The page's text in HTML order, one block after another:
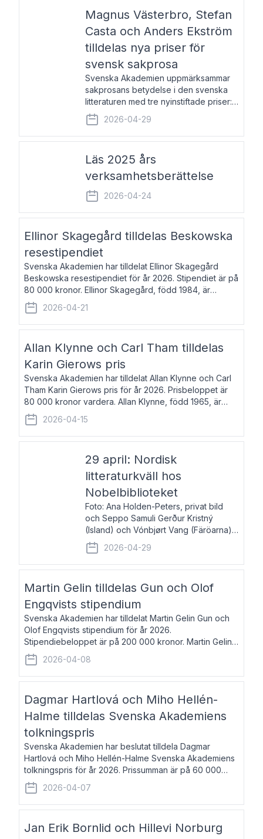
Magnus Västerbro, Stefan
Casta och Anders Ekström
tilldelas nya priser för
svensk sakprosa
Svenska Akademien uppmärksammar
sakprosans betydelse i den svenska
litteraturen med tre nyinstiftade priser:
Svenska Akademiens pris till
framstående författare av svensk
sakprosa som i år går till Magnus
2026-04-29
Läs 2025 års
verksamhetsberättelse
2026-04-24
Ellinor Skagegård tilldelas Beskowska
resestipendiet
Svenska Akademien har tilldelat Ellinor Skagegård
Beskowska resestipendiet för år 2026. Stipendiet är på
80 000 kronor. Ellinor Skagegård, född 1984, är
författare, journalist och musiker. Hon skriver
återkommande för Svenska Dagbladet, Ups
2026-04-21
Allan Klynne och Carl Tham tilldelas
Karin Gierows pris
Svenska Akademien har tilldelat Allan Klynne och Carl
Tham Karin Gierows pris för år 2026. Prisbeloppet är
80 000 kronor vardera. Allan Klynne, född 1965, är
arkeolog, författare, översättare och fil.dr i antikens
kultur och samhällsliv. Ut
2026-04-15
29 april: Nordisk
litteraturkväll hos
Nobelbiblioteket
Foto: Ana Holden-Peters, privat bild
och Seppo Samuli Gerður Kristný
(Island) och Vónbjørt Vang (Färöarna)
läser ur sina verk och samtalar med
John Swedenmark. De läser upp på
färöiska, isländska och svenska och
2026-04-29
Martin Gelin tilldelas Gun och Olof
Engqvists stipendium
Svenska Akademien har tilldelat Martin Gelin Gun och
Olof Engqvists stipendium för år 2026.
Stipendiebeloppet är på 200 000 kronor. Martin Gelin,
född 1978, är journalist och författare. Han lever
numera i Paris men var under många år bosat
2026-04-08
Dagmar Hartlová och Miho Hellén-
Halme tilldelas Svenska Akademiens
tolkningspris
Svenska Akademien har beslutat tilldela Dagmar
Hartlová och Miho Hellén-Halme Svenska Akademiens
tolkningspris för år 2026. Prissumman är på 60 000
kronor var. Dagmar Hartlová, född 1951, översätter
huvudsakligen från svenska till tjeckiska
2026-04-07
Jan Erik Bornlid och Hillevi Norburg